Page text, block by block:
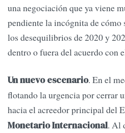
una negociación que ya viene
pendiente la incógnita de cómo
los desequilibrios de 2020 y
dentro o fuera del acuerdo con
Un nuevo escenario. En el
flotando la urgencia por cerrar
hacia el acreedor principal del
Monetario Internacional. Al